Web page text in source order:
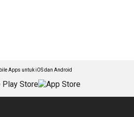
Apps untuk iOS dan Android